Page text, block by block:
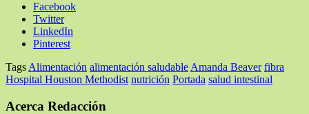
Facebook
Twitter
LinkedIn
Pinterest
Tags Alimentación alimentación saludable Amanda Beaver fibra
Hospital Houston Methodist nutrición Portada salud intestinal
Acerca Redacción